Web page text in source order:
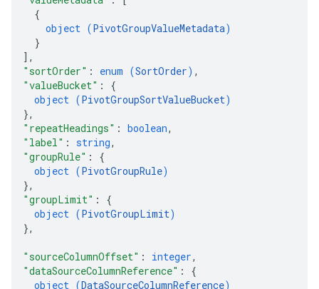
{
object (PivotGroupValueMetadata)
}
] ,
"sortOrder" : enum (SortOrder) ,
"valueBucket" : {
object (PivotGroupSortValueBucket)
},
"repeatHeadings" : boolean,
"label" : string,
"groupRule" : {
object (PivotGroupRule)
},
"groupLimit" : {
object (PivotGroupLimit)
},
"sourceColumnOffset" : integer,
"dataSourceColumnReference" : {
object (DataSourceColumnReference)